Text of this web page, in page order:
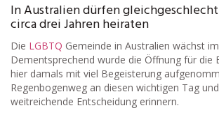
In Australien dürfen
circa drei Jahren heiraten
Die LGBTQ Gemeinde in Australien wächst
Dementsprechend wurde die Öffnung für die
hier damals mit viel Begeisterung
Regenbogenweg an diesen wichtigen Tag
weitreichende Entscheidung erinnern.